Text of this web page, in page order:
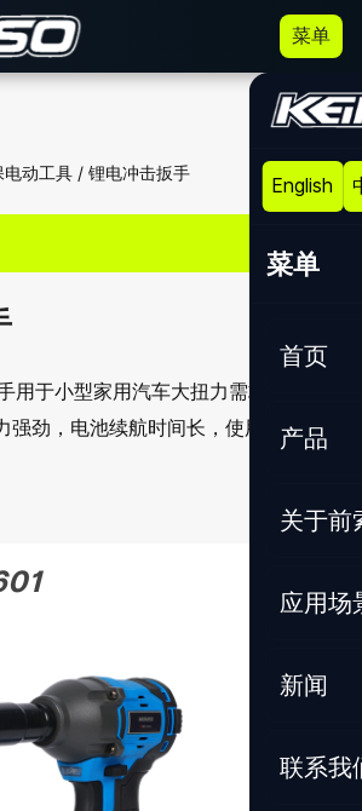
菜单
English
菜单
首页
产品
关于前
应用场
新闻
联系我
电动工具 / 锂电冲击扳手
用于小型家用汽车大扭力需求的螺栓
强劲，电池续航时间长，使用更简单高